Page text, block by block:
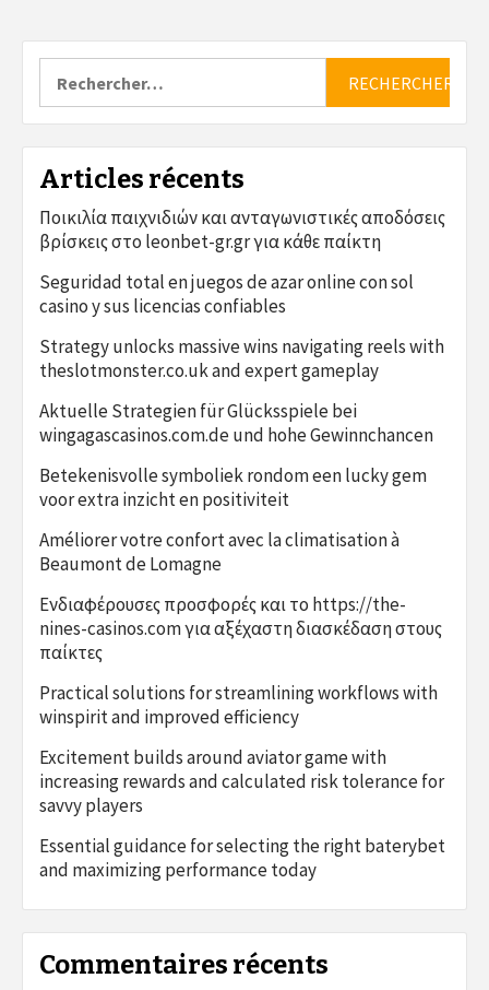
Articles récents
Ποικιλία παιχνιδιών και ανταγωνιστικές αποδόσεις
βρίσκεις στο leonbet-gr.gr για κάθε παίκτη
Seguridad total en juegos de azar online con sol
casino y sus licencias confiables
Strategy unlocks massive wins navigating reels with
theslotmonster.co.uk and expert gameplay
Aktuelle Strategien für Glücksspiele bei
wingagascasinos.com.de und hohe Gewinnchancen
Betekenisvolle symboliek rondom een lucky gem
voor extra inzicht en positiviteit
Améliorer votre confort avec la climatisation à
Beaumont de Lomagne
Ενδιαφέρουσες προσφορές και το https://the-
nines-casinos.com για αξέχαστη διασκέδαση στους
παίκτες
Practical solutions for streamlining workflows with
winspirit and improved efficiency
Excitement builds around aviator game with
increasing rewards and calculated risk tolerance for
savvy players
Essential guidance for selecting the right baterybet
and maximizing performance today
Commentaires récents